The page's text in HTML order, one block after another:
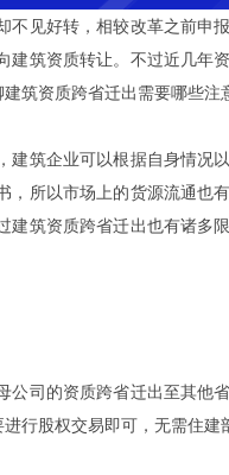
见好转，相较改革之前申
建筑资质转让。不过近几年
筑资质跨省迁出需要哪些注
筑企业可以根据自身情况
，所以市场上的货源流通也
建筑资质跨省迁出也有诸多
司的资质跨省迁出至其他
行股权交易即可，无需住建